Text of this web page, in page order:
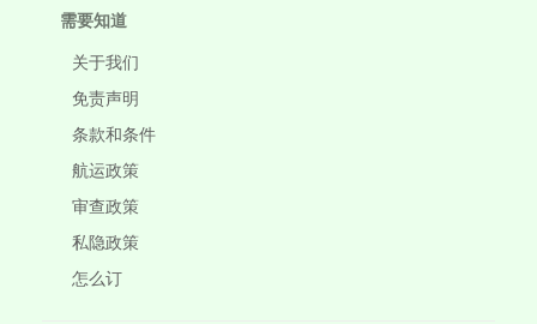
需要知道
关于我们
免责声明
条款和条件
航运政策
审查政策
私隐政策
怎么订